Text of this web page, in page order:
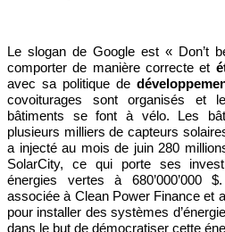
Le slogan de Google est « Don’t
comporter de manière correcte et
avec sa politique de
covoiturages sont organisés et
bâtiments se font à vélo. Les
plusieurs milliers de capteurs
a injecté au mois de juin 280
SolarCity, ce qui porte ses
énergies vertes à 680’000’000
associée à Clean Power Finance et
pour installer des systèmes
dans le but de démocratiser cette